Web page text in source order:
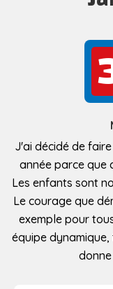
J'ai décidé de
année parce que
Les enfants sont
Le courage que
exemple pour
équipe